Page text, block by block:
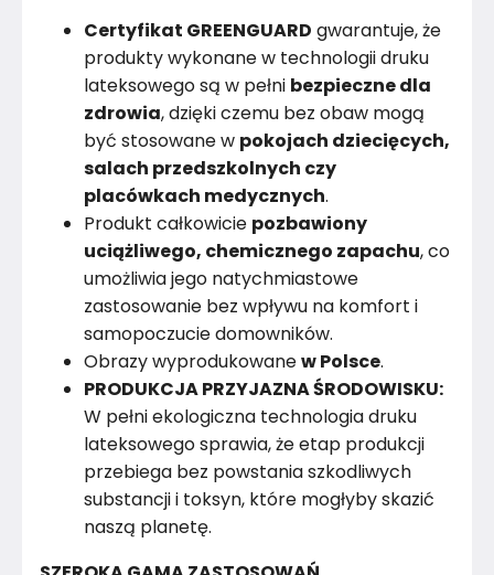
Certyfikat GREENGUARD gwarantuje, że
produkty wykonane w technologii druku
lateksowego są w pełni bezpieczne dla
zdrowia, dzięki czemu bez obaw mogą
być stosowane w pokojach dziecięcych,
salach przedszkolnych czy
placówkach medycznych.
Produkt całkowicie pozbawiony
uciążliwego, chemicznego zapachu, co
umożliwia jego natychmiastowe
zastosowanie bez wpływu na komfort i
samopoczucie domowników.
Obrazy wyprodukowanew Polsce.
PRODUKCJA PRZYJAZNA ŚRODOWISKU:
W pełni ekologiczna technologia druku
lateksowego sprawia, że etap produkcji
przebiega bez powstania szkodliwych
substancji i toksyn, które mogłyby skazić
naszą planetę.